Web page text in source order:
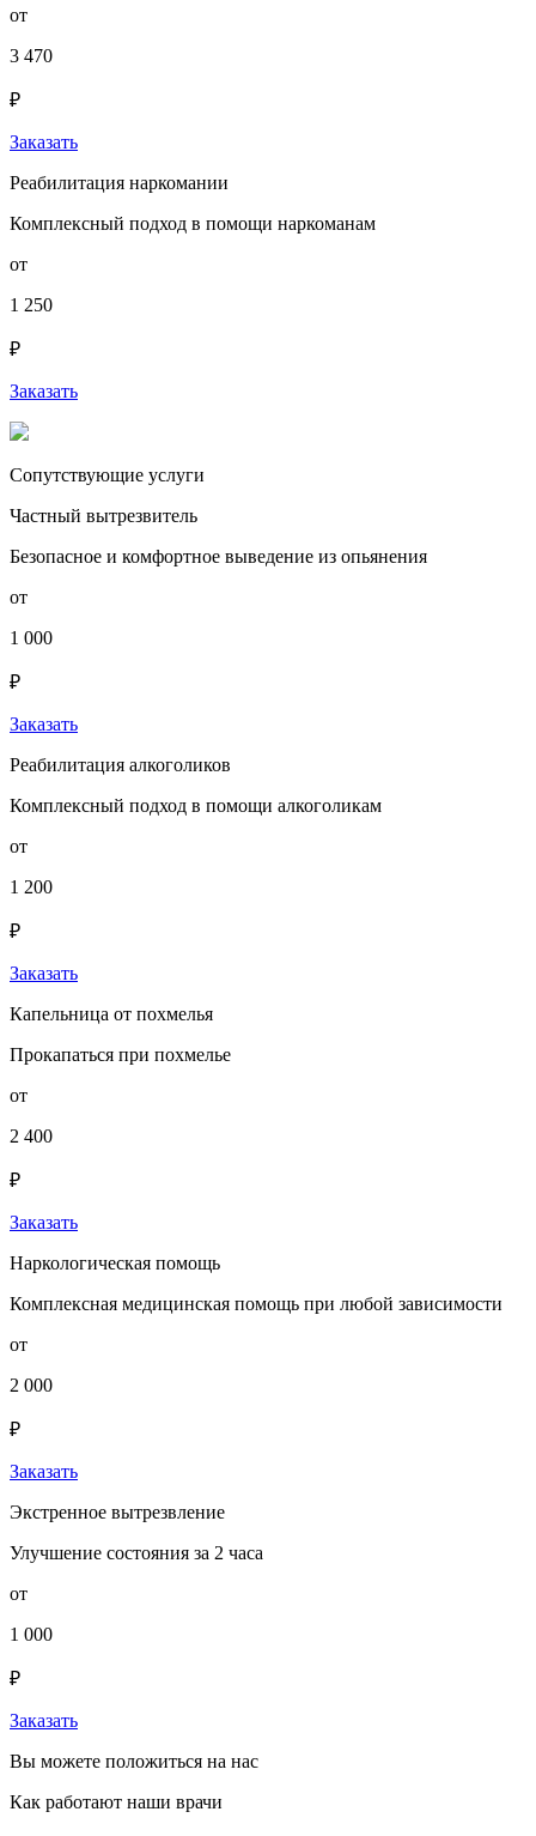
от
3 470
₽
Заказать
Реабилитация наркомании
Комплексный подход в помощи наркоманам
от
1 250
₽
Заказать
Сопутствующие услуги
Частный вытрезвитель
Безопасное и комфортное выведение из опьянения
от
1 000
₽
Заказать
Реабилитация алкоголиков
Комплексный подход в помощи алкоголикам
от
1 200
₽
Заказать
Капельница от похмелья
Прокапаться при похмелье
от
2 400
₽
Заказать
Наркологическая помощь
Комплексная медицинская помощь при любой зависимости
от
2 000
₽
Заказать
Экстренное вытрезвление
Улучшение состояния за 2 часа
от
1 000
₽
Заказать
Вы можете положиться на нас
Как работают наши врачи